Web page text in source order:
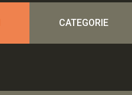
CATEGORIE